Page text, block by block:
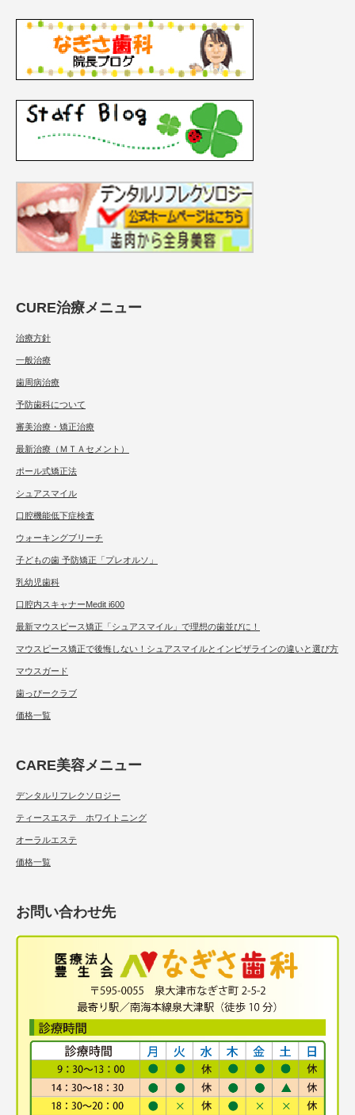
CURE治療メニュー
治療方針
一般治療
歯周病治療
予防歯科について
審美治療・矯正治療
最新治療（ＭＴＡセメント）
ポール式矯正法
シュアスマイル
口腔機能低下症検査
ウォーキングブリーチ
子どもの歯 予防矯正「プレオルソ」
乳幼児歯科
口腔内スキャナーMedit i600
最新マウスピース矯正「シュアスマイル」で理想の歯並びに！
マウスピース矯正で後悔しない！シュアスマイルとインビザラインの違いと選び方
マウスガード
歯っぴークラブ
価格一覧
CARE美容メニュー
デンタルリフレクソロジー
ティースエステ ホワイトニング
オーラルエステ
価格一覧
お問い合わせ先